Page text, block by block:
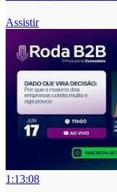
Assistir
1:13:08